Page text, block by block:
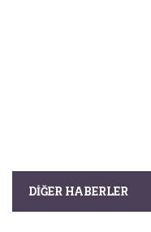
DIĞER HABERLER